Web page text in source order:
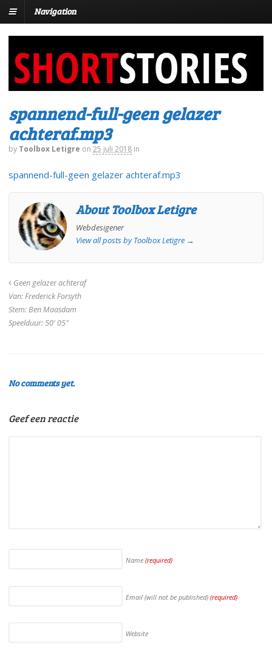
Navigation
spannend-full-geen gelazer
achteraf.mp3
by Toolbox Letigre on 25 juli 2018 in
spannend-full-geen gelazer achteraf.mp3
About Toolbox Letigre
Webdesigener
View all posts by Toolbox Letigre →
Geen gelazer achteraf
Van: Frederick Forsyth
Stem: Ben Maasdam
Speelduur: 50′ 05″
No comments yet.
Geef een reactie
Name (required)
Email (will not be published) (required)
Website